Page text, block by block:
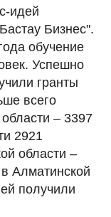
идей
Бизнес".
обучение
Успешно
гранты
всего
– 3397
2921
области –
Алматинской
получили